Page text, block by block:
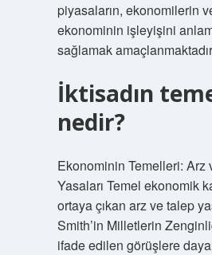
piyasaların, ekonomilerin
ekonominin işleyişini
sağlamak
İktisadın
nedir?
Ekonominin Temelleri: Arz
Yasaları Temel ekonomik
ortaya çıkan arz ve talep
Smith’in Milletlerin
ifade edilen görüşlere